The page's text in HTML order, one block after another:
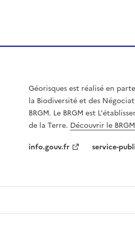
Géorisques est réalisé en
la Biodiversité et des
BRGM. Le BRGM est
de la Terre. Découvrir le BRGM
info.gouv.fr
service-